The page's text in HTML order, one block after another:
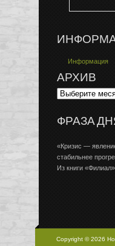
Информация
АРХИВ
ФРАЗА
«Кризис —
стабильнее
Из книги
Copyright © 2026